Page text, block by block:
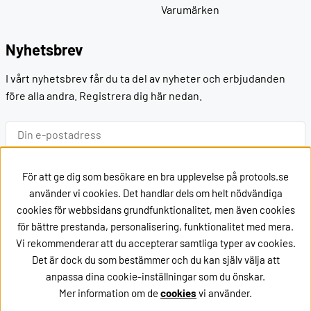
Varumärken
Nyhetsbrev
I vårt nyhetsbrev får du ta del av nyheter och erbjudanden
före alla andra. Registrera dig här nedan.
Ok
Kontakt
eller ring oss på +46162002020
För att ge dig som besökare en bra upplevelse på protools.se
använder vi cookies. Det handlar dels om helt nödvändiga
cookies för webbsidans grundfunktionalitet, men även cookies
för bättre prestanda, personalisering, funktionalitet med mera.
Vi rekommenderar att du accepterar samtliga typer av cookies.
Det är dock du som bestämmer och du kan själv välja att
anpassa dina cookie-inställningar som du önskar.
Mer information om de cookies vi använder.